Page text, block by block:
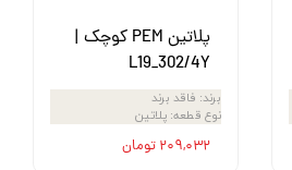
پلاتین PEM کوچک |
L19_302/4Y
برند: فاقد برند
نوع قطعه: پلاتین
۲۰۹,۰۳۲ تومان